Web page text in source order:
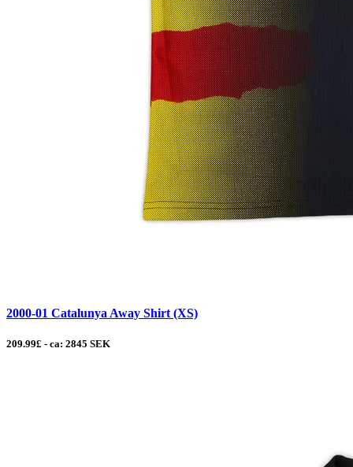
2000-01 Catalunya Away Shirt (XS)
209.99£ - ca: 2845 SEK